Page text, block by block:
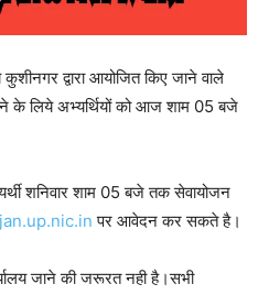
द्वारा आयोजित किए जाने वाले
के लिये अभ्यर्थियों को आज शाम 05 बजे
शनिवार शाम 05 बजे तक सेवायोजन
पर आवेदन कर सकते है।
जाने की जरूरत नही है।सभी